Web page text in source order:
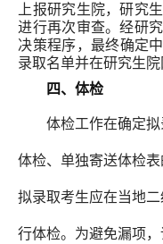
上报研究生院，研究
进行再次审查。经研
决策程序，最终确定
录取名单并在研究生院
四、体检
体检工作在确定
体检、单独寄送体检
拟录取考生应在当地
行体检。为避免漏项